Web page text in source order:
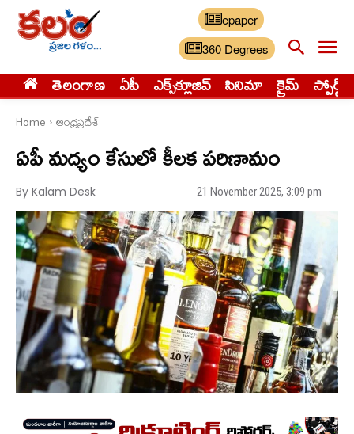
epaper
360 Degrees
తెలంగాణ ఏపీ ఎక్స్‌క్లూజివ్‌ సినిమా క్రైమ్ స్పోర్ట్స్
Home ఆంధ్రప్రదేశ్
ఏపీ మద్యం కేసులో కీలక పరిణామం
By Kalam Desk 21 November 2025, 3:09 pm